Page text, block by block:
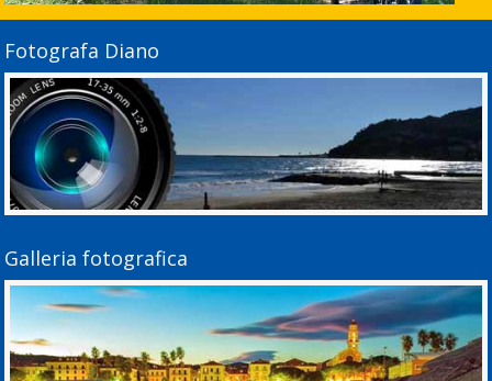
Fotografa Diano
Galleria fotografica